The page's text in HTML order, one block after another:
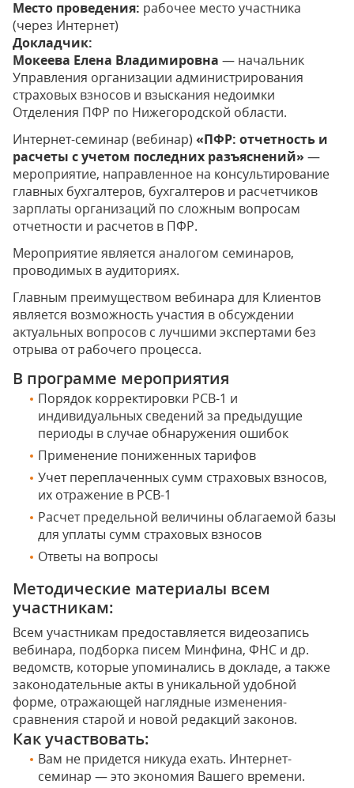
Место проведения: рабочее место участника
(через Интернет)
Докладчик:
Мокеева Елена Владимировна — начальник
Управления организации администрирования
страховых взносов и взыскания недоимки
Отделения ПФР по Нижегородской области.
Интернет-семинар (вебинар) «ПФР: отчетность и
расчеты с учетом последних разъяснений» —
мероприятие, направленное на консультирование
главных бухгалтеров, бухгалтеров и расчетчиков
зарплаты организаций по сложным вопросам
отчетности и расчетов в ПФР.
Мероприятие является аналогом семинаров,
проводимых в аудиториях.
Главным преимуществом вебинара для Клиентов
является возможность участия в обсуждении
актуальных вопросов с лучшими экспертами без
отрыва от рабочего процесса.
В программе мероприятия
Порядок корректировки РСВ-1 и
индивидуальных сведений за предыдущие
периоды в случае обнаружения ошибок
Применение пониженных тарифов
Учет переплаченных сумм страховых взносов,
их отражение в РСВ-1
Расчет предельной величины облагаемой базы
для уплаты сумм страховых взносов
Ответы на вопросы
Методические материалы всем
участникам:
Всем участникам предоставляется видеозапись
вебинара, подборка писем Минфина, ФНС и др.
ведомств, которые упоминались в докладе, а также
законодательные акты в уникальной удобной
форме, отражающей наглядные изменения-
сравнения старой и новой редакций законов.
Как участвовать:
Вам не придется никуда ехать. Интернет-
семинар — это экономия Вашего времени.